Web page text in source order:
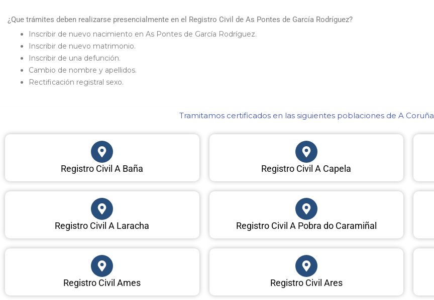
¿Que trámites deben realizarse presencialmente en el Registro Civil de As Pontes de García Rodríguez?
Inscribir de nuevo nacimiento en As Pontes de García Rodríguez.
Inscribir de nuevo matrimonio.
Inscribir de una defunción.
Cambio de nombre y apellidos.
Rectificación registral sexo.
Tramitamos certificados en las siguientes poblaciones de A Coruña​
Registro Civil A Baña Registro Civil A Capela
Registro Civil A Laracha Registro Civil A Pobra do Caramiñal
Registro Civil Ames Registro Civil Ares